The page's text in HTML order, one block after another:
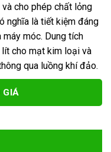
cho phép chất lỏng
nghĩa là tiết kiệm đáng
móc. Dung tích
cho mạt kim loại và
qua luồng khí đảo.
GIÁ